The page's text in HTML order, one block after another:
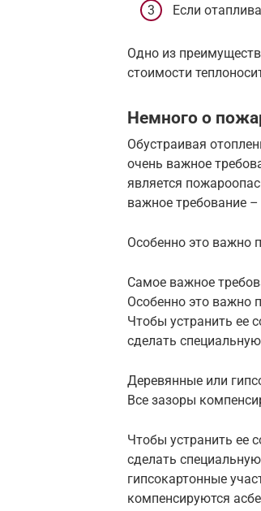
Если
Одно из
стоимости
Немного о
Обустраивая
очень важное
является
важное требование
Особенно это важно
Самое важное
Особенно это важно
Чтобы устранить ее
сделать
Деревянные или
Все зазоры
Чтобы устранить ее
сделать
гипсокартонные
компенсируются